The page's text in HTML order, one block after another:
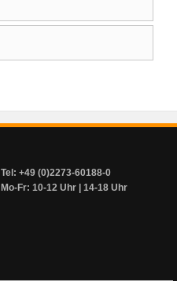
Tel: +49 (0)2273-60188-0
Mo-Fr: 10-12 Uhr | 14-18 Uhr